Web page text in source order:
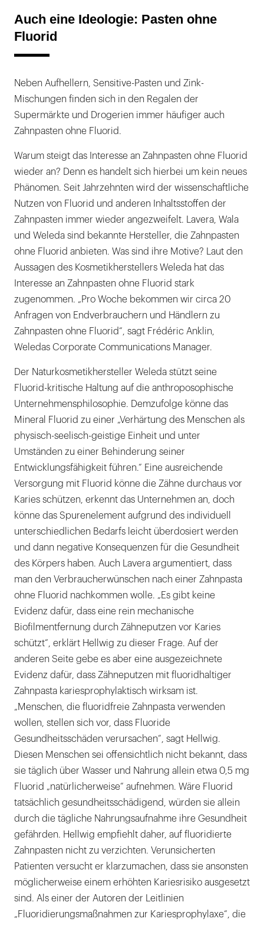
Auch eine Ideologie: Pasten ohne
Fluorid
Neben Aufhellern, Sensitive-Pasten und Zink-
Mischungen finden sich in den Regalen der
Supermärkte und Drogerien immer häufiger auch
Zahnpasten ohne Fluorid.
Warum steigt das Interesse an Zahnpasten ohne Fluorid
wieder an? Denn es handelt sich hierbei um kein neues
Phänomen. Seit Jahrzehnten wird der wissenschaftliche
Nutzen von Fluorid und anderen Inhaltsstoffen der
Zahnpasten immer wieder angezweifelt. Lavera, Wala
und Weleda sind bekannte Hersteller, die Zahnpasten
ohne Fluorid anbieten. Was sind ihre Motive? Laut den
Aussagen des Kosmetikherstellers Weleda hat das
Interesse an Zahnpasten ohne Fluorid stark
zugenommen. „Pro Woche bekommen wir circa 20
Anfragen von Endverbrauchern und Händlern zu
Zahnpasten ohne Fluorid“, sagt Frédéric Anklin,
Weledas Corporate Communications Manager.
Der Naturkosmetikhersteller Weleda stützt seine
Fluorid-kritische Haltung auf die anthroposophische
Unternehmensphilosophie. Demzufolge könne das
Mineral Fluorid zu einer „Verhärtung des Menschen als
physisch-seelisch-geistige Einheit und unter
Umständen zu einer Behinderung seiner
Entwicklungsfähigkeit führen.“ Eine ausreichende
Versorgung mit Fluorid könne die Zähne durchaus vor
Karies schützen, erkennt das Unternehmen an, doch
könne das Spurenelement aufgrund des individuell
unterschiedlichen Bedarfs leicht überdosiert werden
und dann negative Konsequenzen für die Gesundheit
des Körpers haben. Auch Lavera argumentiert, dass
man den Verbraucherwünschen nach einer Zahnpasta
ohne Fluorid nachkommen wolle. „Es gibt keine
Evidenz dafür, dass eine rein mechanische
Biofilmentfernung durch Zähneputzen vor Karies
schützt“, erklärt Hellwig zu dieser Frage. Auf der
anderen Seite gebe es aber eine ausgezeichnete
Evidenz dafür, dass Zähneputzen mit fluoridhaltiger
Zahnpasta kariesprophylaktisch wirksam ist.
„Menschen, die fluoridfreie Zahnpasta verwenden
wollen, stellen sich vor, dass Fluoride
Gesundheitsschäden verursachen“, sagt Hellwig.
Diesen Menschen sei offensichtlich nicht bekannt, dass
sie täglich über Wasser und Nahrung allein etwa 0,5 mg
Fluorid „natürlicherweise“ aufnehmen. Wäre Fluorid
tatsächlich gesundheitsschädigend, würden sie allein
durch die tägliche Nahrungsaufnahme ihre Gesundheit
gefährden. Hellwig empfiehlt daher, auf fluoridierte
Zahnpasten nicht zu verzichten. Verunsicherten
Patienten versucht er klarzumachen, dass sie ansonsten
möglicherweise einem erhöhten Kariesrisiko ausgesetzt
sind. Als einer der Autoren der Leitlinien
„Fluoridierungsmaßnahmen zur Kariesprophylaxe“, die